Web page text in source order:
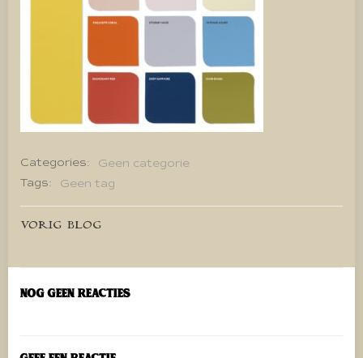
Categories:
Geen categorie
Tags:
Geen tag
Bericht
navigatie
VORIG BLOG
Nog geen reacties